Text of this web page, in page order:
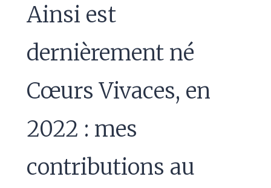
Ainsi est
dernièrement né
Cœurs Vivaces, en
2022 : mes
contributions au